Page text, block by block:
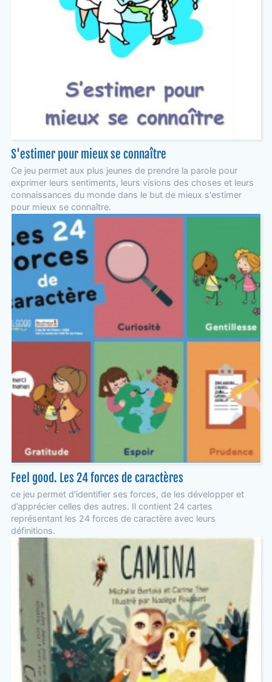
S'estimer pour mieux se connaître
Ce jeu permet aux plus jeunes de prendre la parole pour
exprimer leurs sentiments, leurs visions des choses et leurs
connaissances du monde dans le but de mieux s'estimer
pour mieux se connaître.
Feel good. Les 24 forces de caractères
ce jeu permet d’identifier ses forces, de les développer et
d’apprécier celles des autres. Il contient 24 cartes
représentant les 24 forces de caractère avec leurs
définitions.